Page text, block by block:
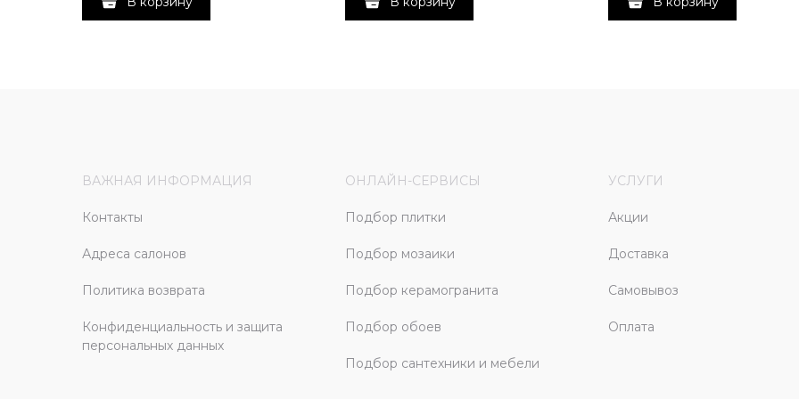
ВАЖНАЯ ИНФОРМАЦИЯ
Контакты
Адреса салонов
Политика возврата
Конфиденциальность и защита
персональных данных
ОНЛАЙН-СЕРВИСЫ
Подбор плитки
Подбор мозаики
Подбор керамогранита
Подбор обоев
Подбор сантехники и мебели
УСЛУГИ
Акции
Доставка
Самовывоз
Оплата